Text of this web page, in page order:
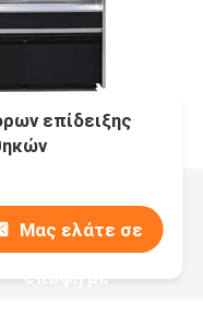
επίδειξης
Μας ελάτε σε
επαφή με